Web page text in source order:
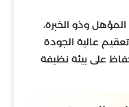
وذو الخبرة،
عالية الجودة
على بيئة نظيفة